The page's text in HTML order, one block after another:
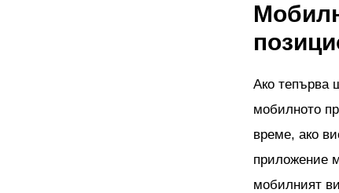
Ако тепърва
мобилното
време, ако
приложение
мобилният